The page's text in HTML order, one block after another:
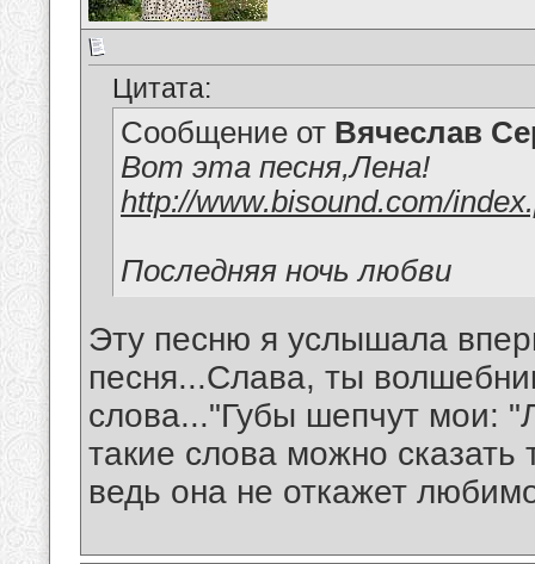
Цитата:
Сообщение от Вячеслав
Вот эта песня,Лена!
http://www.bisound.com/
Последняя ночь любви
Эту песню я услышала
песня...Слава, ты
слова..."Губы шепчут мои:
такие слова можно
ведь она не откажет